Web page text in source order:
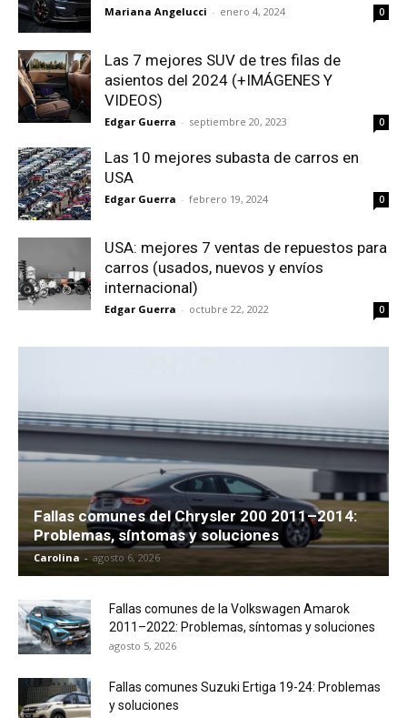
Mariana Angelucci - enero 4, 2024 0
Las 7 mejores SUV de tres filas de
asientos del 2024 (+IMÁGENES Y
VIDEOS)
Edgar Guerra - septiembre 20, 2023 0
Las 10 mejores subasta de carros en
USA
Edgar Guerra - febrero 19, 2024 0
USA: mejores 7 ventas de repuestos para
carros (usados, nuevos y envíos
internacional)
Edgar Guerra - octubre 22, 2022 0
Fallas comunes del Chrysler 200 2011–2014:
Problemas, síntomas y soluciones
Carolina - agosto 6, 2026
Fallas comunes de la Volkswagen Amarok
2011–2022: Problemas, síntomas y soluciones
agosto 5, 2026
Fallas comunes Suzuki Ertiga 19-24: Problemas
y soluciones